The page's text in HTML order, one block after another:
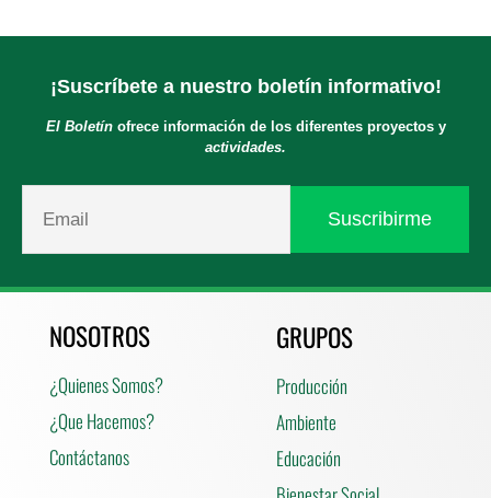
¡Suscríbete a nuestro boletín informativo!
El Boletínofrece información de los diferentes proyectos y
actividades.
NOSOTROS
¿Quienes Somos?
¿Que Hacemos?
Contáctanos
GRUPOS
Producción
Ambiente
Educación